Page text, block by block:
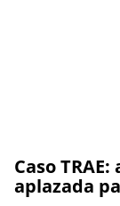
Caso
aplazada